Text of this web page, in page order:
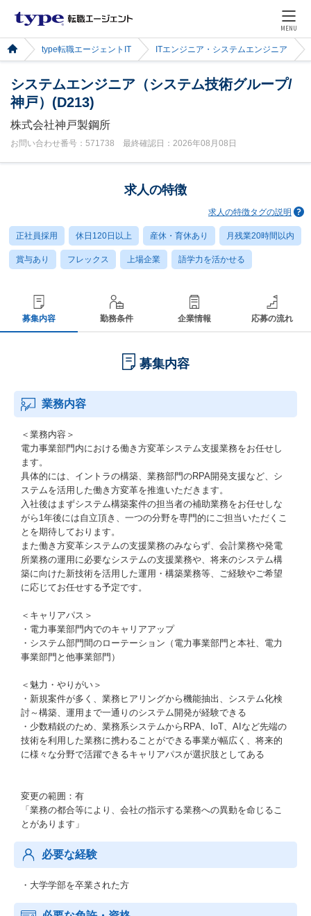
MENU
type転職エージェントIT ITエンジニア・システムエンジニア
システムエンジニア（システム技術グループ/
神戸）(D213)
株式会社神戸製鋼所
お問い合わせ番号：571738 最終確認日：2026年08月08日
求人の特徴
求人の特徴タグの説明
正社員採用 休日120日以上 産休・育休あり 月残業20時間以内
賞与あり フレックス 上場企業 語学力を活かせる
募集内容 勤務条件 企業情報 応募の流れ
募集内容
業務内容
＜業務内容＞
電力事業部門内における働き方変革システム支援業務をお任せし
ます。
具体的には、イントラの構築、業務部門のRPA開発支援など、シ
ステムを活用した働き方変革を推進いただきます。
入社後はまずシステム構築案件の担当者の補助業務をお任せしな
がら1年後には自立頂き、一つの分野を専門的にご担当いただくこ
とを期待しております。
また働き方変革システムの支援業務のみならず、会計業務や発電
所業務の運用に必要なシステムの支援業務や、将来のシステム構
築に向けた新技術を活用した運用・構築業務等、ご経験やご希望
に応じてお任せする予定です。
＜キャリアパス＞
・電力事業部門内でのキャリアアップ
・システム部門間のローテーション（電力事業部門と本社、電力
事業部門と他事業部門）
＜魅力・やりがい＞
・新規案件が多く、業務ヒアリングから機能抽出、システム化検
討～構築、運用まで一通りのシステム開発が経験できる
・少数精鋭のため、業務系システムからRPA、IoT、AIなど先端の
技術を利用した業務に携わることができる事業が幅広く、将来的
に様々な分野で活躍できるキャリアパスが選択肢としてある
変更の範囲：有
「業務の都合等により、会社の指示する業務への異動を命じるこ
とがあります」
必要な経験
・大学学部を卒業された方